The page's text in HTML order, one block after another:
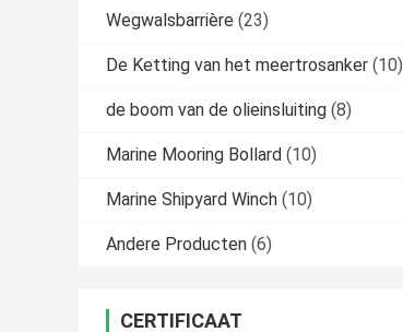
Wegwalsbarrière (23)
De Ketting van het meertrosanker (10)
de boom van de olieinsluiting (8)
Marine Mooring Bollard (10)
Marine Shipyard Winch (10)
Andere Producten (6)
CERTIFICAAT